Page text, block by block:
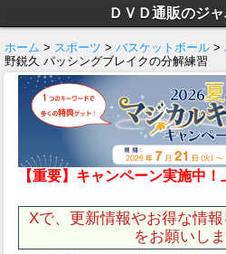
ＤＶＤ通販のジ
ホーム > スポーツ > バスケットボール >
野鋭久 パッシングブレイクの分解練習
【重要】キャンペーン実施中
Xで、更新情報やお得な情
をお願いしま